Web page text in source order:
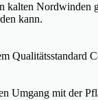
kann.
Qualitätsstandard
mit der